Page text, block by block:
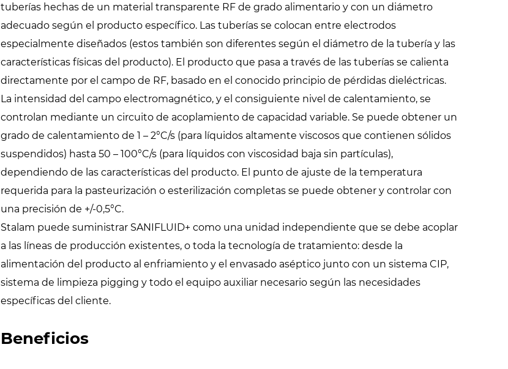
tuberías hechas de un material transparente RF de grado alimentario y con un diámetro
adecuado según el producto específico. Las tuberías se colocan entre electrodos
especialmente diseñados (estos también son diferentes según el diámetro de la tubería y las
características físicas del producto). El producto que pasa a través de las tuberías se calienta
directamente por el campo de RF, basado en el conocido principio de pérdidas dieléctricas.
La intensidad del campo electromagnético, y el consiguiente nivel de calentamiento, se
controlan mediante un circuito de acoplamiento de capacidad variable. Se puede obtener un
grado de calentamiento de 1 – 2°C/s (para líquidos altamente viscosos que contienen sólidos
suspendidos) hasta 50 – 100°C/s (para líquidos con viscosidad baja sin partículas),
dependiendo de las características del producto. El punto de ajuste de la temperatura
requerida para la pasteurización o esterilización completas se puede obtener y controlar con
una precisión de +/-0,5°C.
Stalam puede suministrar SANIFLUID+ como una unidad independiente que se debe acoplar
a las líneas de producción existentes, o toda la tecnología de tratamiento: desde la
alimentación del producto al enfriamiento y el envasado aséptico junto con un sistema CIP,
sistema de limpieza pigging y todo el equipo auxiliar necesario según las necesidades
específicas del cliente.
Beneficios